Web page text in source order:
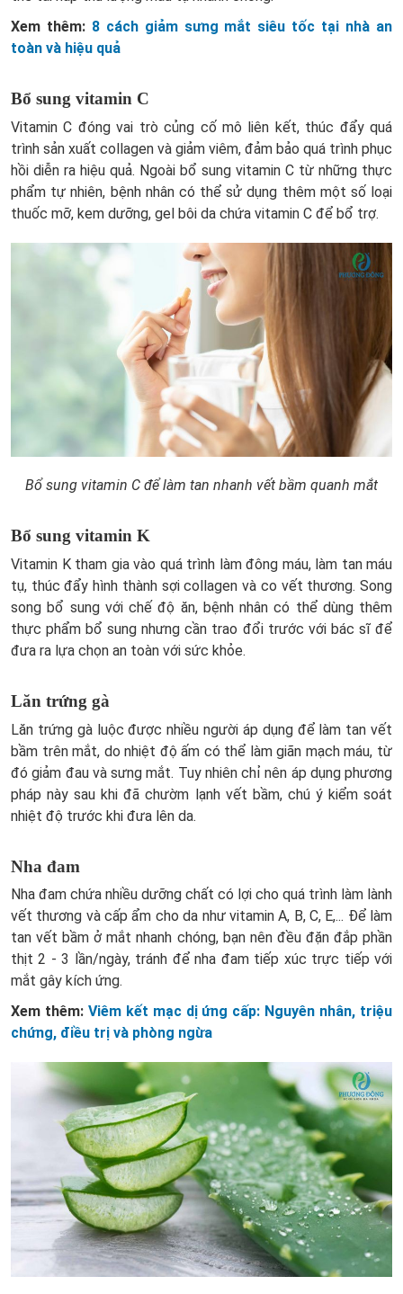
Xem thêm: 8 cách giảm sưng mắt siêu tốc tại nhà an
toàn và hiệu quả
Bổ sung vitamin C
Vitamin C đóng vai trò củng cố mô liên kết, thúc đẩy quá
trình sản xuất collagen và giảm viêm, đảm bảo quá trình phục
hồi diễn ra hiệu quả. Ngoài bổ sung vitamin C từ những thực
phẩm tự nhiên, bệnh nhân có thể sử dụng thêm một số loại
thuốc mỡ, kem dưỡng, gel bôi da chứa vitamin C để bổ trợ.
Bổ sung vitamin C để làm tan nhanh vết bầm quanh mắt
Bổ sung vitamin K
Vitamin K tham gia vào quá trình làm đông máu, làm tan máu
tụ, thúc đẩy hình thành sợi collagen và co vết thương. Song
song bổ sung với chế độ ăn, bệnh nhân có thể dùng thêm
thực phẩm bổ sung nhưng cần trao đổi trước với bác sĩ để
đưa ra lựa chọn an toàn với sức khỏe.
Lăn trứng gà
Lăn trứng gà luộc được nhiều người áp dụng để làm tan vết
bầm trên mắt, do nhiệt độ ấm có thể làm giãn mạch máu, từ
đó giảm đau và sưng mắt. Tuy nhiên chỉ nên áp dụng phương
pháp này sau khi đã chườm lạnh vết bầm, chú ý kiểm soát
nhiệt độ trước khi đưa lên da.
Nha đam
Nha đam chứa nhiều dưỡng chất có lợi cho quá trình làm lành
vết thương và cấp ẩm cho da như vitamin A, B, C, E,... Để làm
tan vết bầm ở mắt nhanh chóng, bạn nên đều đặn đắp phần
thịt 2 - 3 lần/ngày, tránh để nha đam tiếp xúc trực tiếp với
mắt gây kích ứng.
Xem thêm: Viêm kết mạc dị ứng cấp: Nguyên nhân, triệu
chứng, điều trị và phòng ngừa